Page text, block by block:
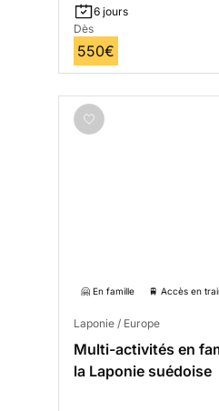
6 jours
Dès
550€
🤗 En famille 🚆 Accès en
Laponie / Europe
Multi-activités en
la Laponie suédoise